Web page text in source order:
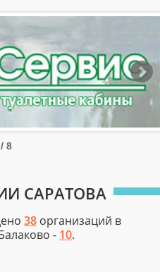
8
САРАТОВА
38 организаций в
- 10.